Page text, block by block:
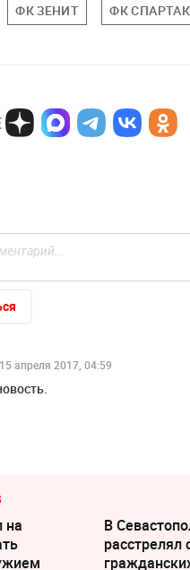
ФК ЗЕНИТ ФК СПАРТАК
15 апреля 2017, 04:59
на
В
расстрелял